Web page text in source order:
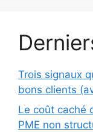
Trois signaux
bons clients
Le coût caché
PME non